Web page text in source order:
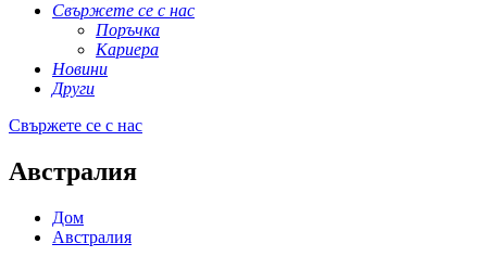
Свържете се с нас
Поръчка
Кариера
Новини
Други
Свържете се с нас
Австралия
Дом
Австралия